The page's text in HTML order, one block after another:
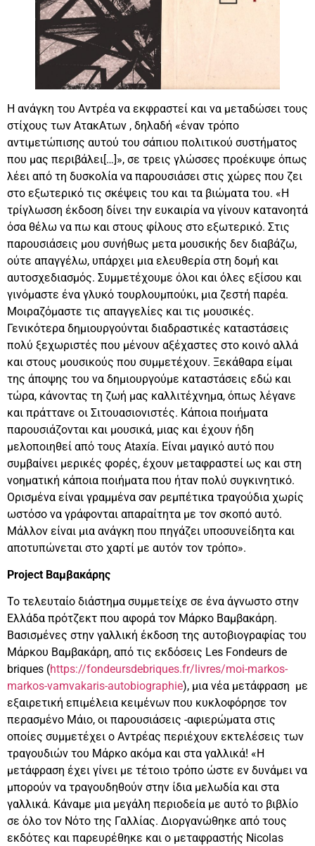
Η ανάγκη του Αντρέα να εκφραστεί και να μεταδώσει τους
στίχους των ΑτακΑτων , δηλαδή «έναν τρόπο
αντιμετώπισης αυτού του σάπιου πολιτικού συστήματος
που μας περιβάλει[…]», σε τρεις γλώσσες προέκυψε όπως
λέει από τη δυσκολία να παρουσιάσει στις χώρες που ζει
στο εξωτερικό τις σκέψεις του και τα βιώματα του. «Η
τρίγλωσση έκδοση δίνει την ευκαιρία να γίνουν κατανοητά
όσα θέλω να πω και στους φίλους στο εξωτερικό. Στις
παρουσιάσεις μου συνήθως μετα μουσικής δεν διαβάζω,
ούτε απαγγέλω, υπάρχει μια ελευθερία στη δομή και
αυτοσχεδιασμός. Συμμετέχουμε όλοι και όλες εξίσου και
γινόμαστε ένα γλυκό τουρλουμπούκι, μια ζεστή παρέα.
Μοιραζόμαστε τις απαγγελίες και τις μουσικές.
Γενικότερα δημιουργούνται διαδραστικές καταστάσεις
πολύ ξεχωριστές που μένουν αξέχαστες στο κοινό αλλά
και στους μουσικούς που συμμετέχουν. Ξεκάθαρα είμαι
της άποψης του να δημιουργούμε καταστάσεις εδώ και
τώρα, κάνοντας τη ζωή μας καλλιτέχνημα, όπως λέγανε
και πράττανε οι Σιτουασιονιστές. Κάποια ποιήματα
παρουσιάζονται και μουσικά, μιας και έχουν ήδη
μελοποιηθεί από τους Ataxía. Είναι μαγικό αυτό που
συμβαίνει μερικές φορές, έχουν μεταφραστεί ως και στη
νοηματική κάποια ποιήματα που ήταν πολύ συγκινητικό.
Ορισμένα είναι γραμμένα σαν ρεμπέτικα τραγούδια χωρίς
ωστόσο να γράφονται απαραίτητα με τον σκοπό αυτό.
Μάλλον είναι μια ανάγκη που πηγάζει υποσυνείδητα και
αποτυπώνεται στο χαρτί με αυτόν τον τρόπο».
Project Βαμβακάρης
Το τελευταίο διάστημα συμμετείχε σε ένα άγνωστο στην
Ελλάδα πρότζεκτ που αφορά τον Μάρκο Βαμβακάρη.
Βασισμένες στην γαλλική έκδοση της αυτοβιογραφίας του
Μάρκου Βαμβακάρη, από τις εκδόσεις Les Fondeurs de
briques (https://fondeursdebriques.fr/livres/moi-markos-
markos-vamvakaris-autobiographie), μια νέα μετάφραση με
εξαιρετική επιμέλεια κειμένων που κυκλοφόρησε τον
περασμένο Μάιο, οι παρουσιάσεις -αφιερώματα στις
οποίες συμμετέχει ο Αντρέας περιέχουν εκτελέσεις των
τραγουδιών του Μάρκο ακόμα και στα γαλλικά! «Η
μετάφραση έχει γίνει με τέτοιο τρόπο ώστε εν δυνάμει να
μπορούν να τραγουδηθούν στην ίδια μελωδία και στα
γαλλικά. Κάναμε μια μεγάλη περιοδεία με αυτό το βιβλίο
σε όλο τον Νότο της Γαλλίας. Διοργανώθηκε από τους
εκδότες και παρευρέθηκε και ο μεταφραστής Nicolas